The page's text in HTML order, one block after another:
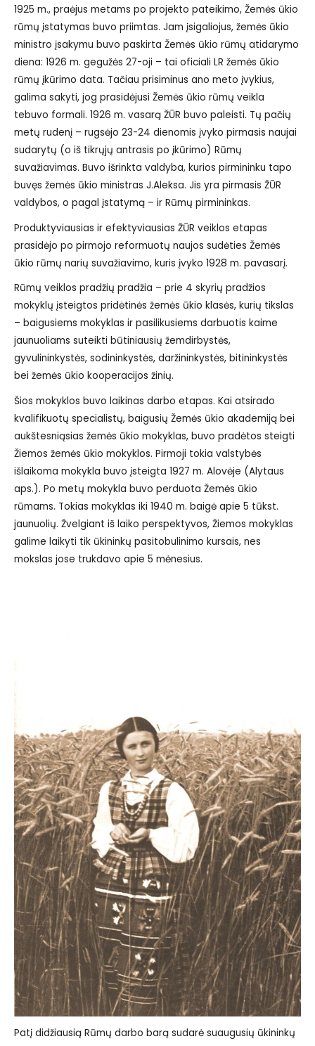
1925 m., praėjus metams po projekto pateikimo, Žemės ūkio
rūmų įstatymas buvo priimtas. Jam įsigaliojus, žemės ūkio
ministro įsakymu buvo paskirta Žemės ūkio rūmų atidarymo
diena: 1926 m. gegužės 27-oji – tai oficiali LR žemės ūkio
rūmų įkūrimo data. Tačiau prisiminus ano meto įvykius,
galima sakyti, jog prasidėjusi Žemės ūkio rūmų veikla
tebuvo formali. 1926 m. vasarą ŽŪR buvo paleisti. Tų pačių
metų rudenį – rugsėjo 23-24 dienomis įvyko pirmasis naujai
sudarytų (o iš tikrųjų antrasis po įkūrimo) Rūmų
suvažiavimas. Buvo išrinkta valdyba, kurios pirmininku tapo
buvęs žemės ūkio ministras J.Aleksa. Jis yra pirmasis ŽŪR
valdybos, o pagal įstatymą – ir Rūmų pirmininkas.
Produktyviausias ir efektyviausias ŽŪR veiklos etapas
prasidėjo po pirmojo reformuotų naujos sudėties Žemės
ūkio rūmų narių suvažiavimo, kuris įvyko 1928 m. pavasarį.
Rūmų veiklos pradžių pradžia – prie 4 skyrių pradžios
mokyklų įsteigtos pridėtinės žemės ūkio klasės, kurių tikslas
– baigusiems mokyklas ir pasilikusiems darbuotis kaime
jaunuoliams suteikti būtiniausių žemdirbystės,
gyvulininkystės, sodininkystės, daržininkystės, bitininkystės
bei žemės ūkio kooperacijos žinių.
Šios mokyklos buvo laikinas darbo etapas. Kai atsirado
kvalifikuotų specialistų, baigusių Žemės ūkio akademiją bei
aukštesniąsias žemės ūkio mokyklas, buvo pradėtos steigti
Žiemos žemės ūkio mokyklos. Pirmoji tokia valstybės
išlaikoma mokykla buvo įsteigta 1927 m. Alovėje (Alytaus
aps.). Po metų mokykla buvo perduota Žemės ūkio
rūmams. Tokias mokyklas iki 1940 m. baigė apie 5 tūkst.
jaunuolių. Žvelgiant iš laiko perspektyvos, Žiemos mokyklas
galime laikyti tik ūkininkų pasitobulinimo kursais, nes
mokslas jose trukdavo apie 5 mėnesius.
Patį didžiausią Rūmų darbo barą sudarė suaugusių ūkininkų